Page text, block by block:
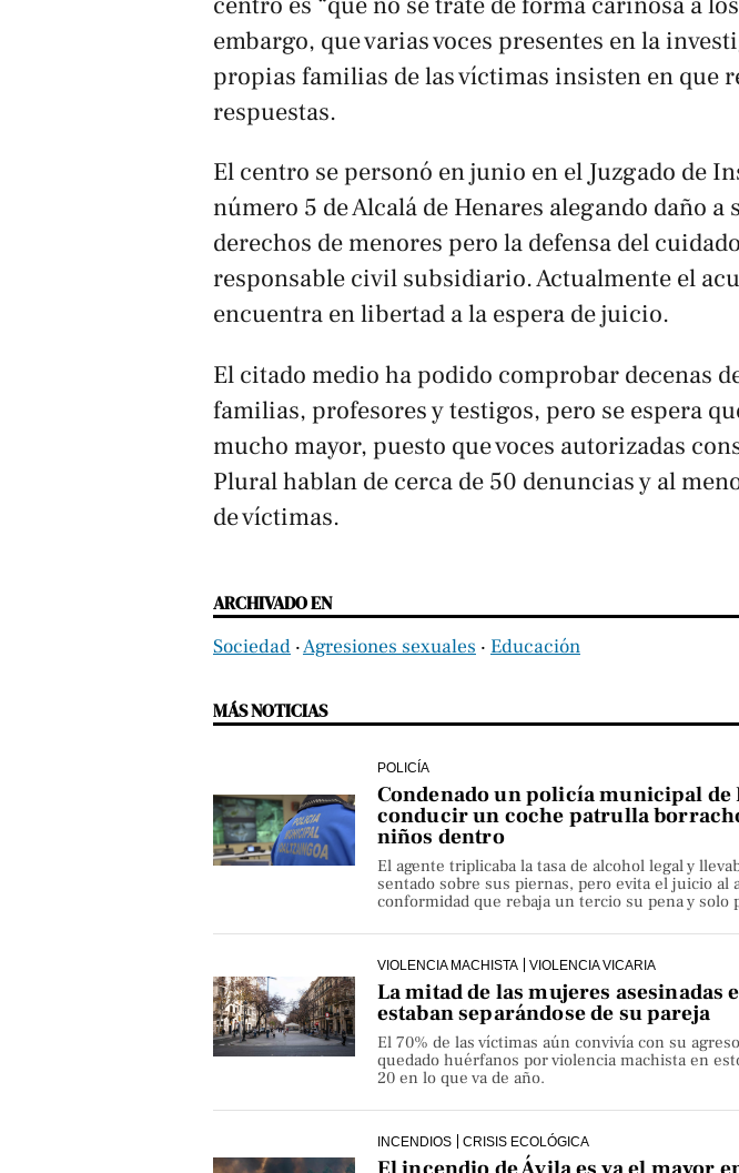
embargo, que varias voces presentes en la
propias familias de las víctimas insisten en que
respuestas.
El centro se personó en junio en el Juzgado de
número 5 de Alcalá de Henares alegando daño a
derechos de menores pero la defensa del
responsable civil subsidiario. Actualmente el
encuentra en libertad a la espera de juicio.
El citado medio ha podido comprobar decenas
familias, profesores y testigos, pero se espera
mucho mayor, puesto que voces autorizadas
Plural hablan de cerca de 50 denuncias y al
de víctimas.
ARCHIVADO EN
Sociedad ‧Agresiones sexuales ‧ Educación
MÁS NOTICIAS
POLICÍA
Condenado un policía municipal
conducir un coche patrulla
niños dentro
El agente triplicaba la tasa de alcohol legal y
sentado sobre sus piernas, pero evita el juicio al
conformidad que rebaja un tercio su pena y solo
VIOLENCIA MACHISTA VIOLENCIA VICARIA
La mitad de las mujeres asesinadas
estaban separándose de su pareja
El 70% de las víctimas aún convivía con su
quedado huérfanos por violencia machista en
20 en lo que va de año.
INCENDIOS CRISIS ECOLÓGICA